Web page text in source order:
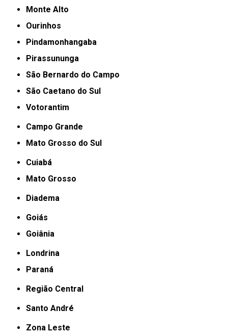
Monte Alto
Ourinhos
Pindamonhangaba
Pirassununga
São Bernardo do Campo
São Caetano do Sul
Votorantim
Campo Grande
Mato Grosso do Sul
Cuiabá
Mato Grosso
Diadema
Goiás
Goiânia
Londrina
Paraná
Região Central
Santo André
Zona Leste